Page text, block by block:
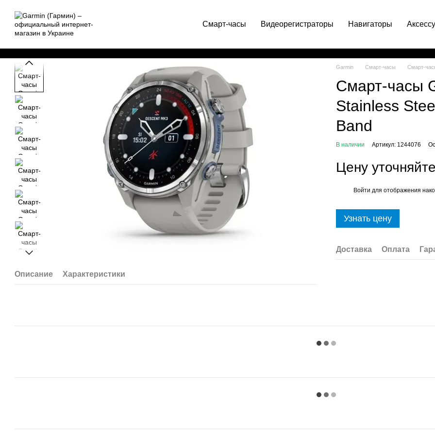
Смарт-часы Видеорегистраторы Навигаторы
Описание Характеристики
Garmin Смарт-часы Смарт-
Смарт-часы
Stainless
Band
В наличии Артикул: 1244076
Цену уточняйте
Войти для отображения
Узнать цену
Доставка Оплата